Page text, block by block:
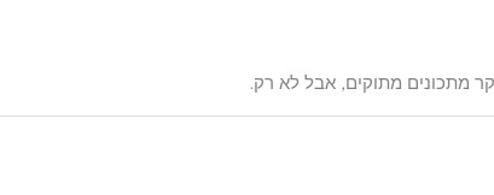
מתכונים מתוקים, אבל לא רק.